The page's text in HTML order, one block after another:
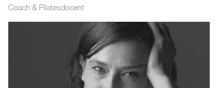
Coach & Pilatesdocent